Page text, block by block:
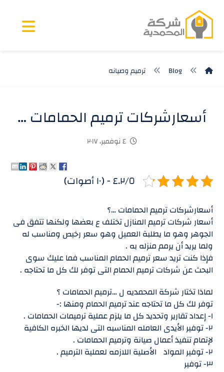
Blog ترميم وصيانه
أسعارشركات ترميم الحمامات …
٤ نوفمبر، ٢٠١٧
٤.٢/٥ - (١٠ أصوات)
أسعارشركات ترميم الحمامات …؟
أسعار شركات ترميم المنازل تختلف ع بعضها ولكنها تتفق فى
الجوهر وهو ما يطلبة العميل وهو سعر رخيص ومناسب له
ولما يريد أن يرمم منزله به .
فإذا كنت تريد سعر ترميم الحمام المناسب فما عليك سوى
البحث عن شركات ترميم الحمام التى توفر لك كل ما تحتاجه .
لماذا تختار شركة المحمديه ل …ترميم الحمامات ؟
توفر لك كل ما تحتاجه عند ترميم الحمام ومنها :-
١- إعداد تقارير وتحديد كل ما يلزم عملية ترميمات الحمامات .
٢- توفير الأيدى العامله المناسبه التى لديها الخبره الكافية
لإتمام تنفيذ أعمال صيانة وترميم الحمامات .
٢- توفير المواد الأصلية اللازمه لعملية الترميم .
٣- توفير